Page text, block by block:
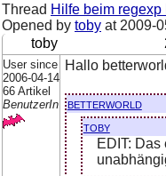
Thread Hilfe beim regexp
Opened by toby at 2009-
toby
User since
2006-04-14
66 Artikel
BenutzerIn
Hallo
betterworld
toby
EDIT: